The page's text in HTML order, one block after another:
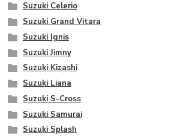
Suzuki Celerio
Suzuki Grand Vitara
Suzuki Ignis
Suzuki Jimny
Suzuki Kizashi
Suzuki Liana
Suzuki S-Cross
Suzuki Samurai
Suzuki Splash